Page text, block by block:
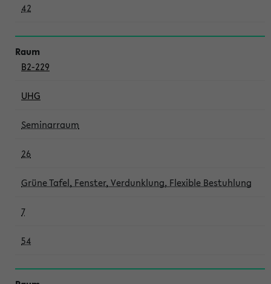
42
B2-229
UHG
Seminarraum
26
Grüne Tafel, Fenster, Verdunklung, Flexible Bestuhlung
7
54